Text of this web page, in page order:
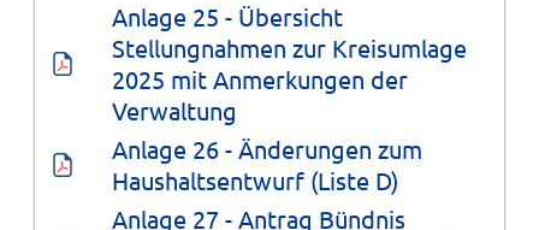
Anlage 25 - Übersicht
Stellungnahmen zur Kreisumlage
2025 mit Anmerkungen der
Verwaltung
Anlage 26 - Änderungen zum
Haushaltsentwurf (Liste D)
Anlage 27 - Antrag Bündnis